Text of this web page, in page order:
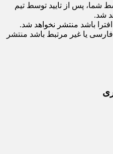
شما، پس از تایید توسط تیم
شد.
باشد منتشر نخواهد شد.
فارسی یا غیر مرتبط باشد منتشر